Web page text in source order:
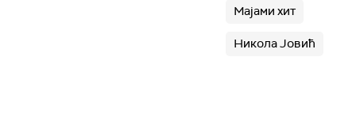
Мајами хит
Никола Јовић